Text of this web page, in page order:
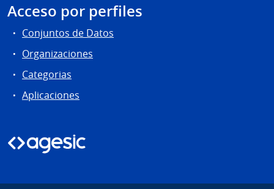
Acceso por perfiles
Conjuntos de Datos
Organizaciones
Categorias
Aplicaciones